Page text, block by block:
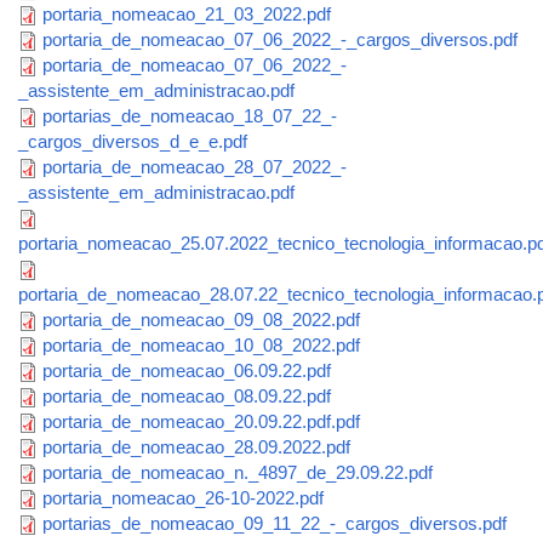
portaria_nomeacao_21_03_2022.pdf
portaria_de_nomeacao_07_06_2022_-_cargos_diversos.pdf
portaria_de_nomeacao_07_06_2022_-
_assistente_em_administracao.pdf
portarias_de_nomeacao_18_07_22_-
_cargos_diversos_d_e_e.pdf
portaria_de_nomeacao_28_07_2022_-
_assistente_em_administracao.pdf
portaria_de_nomeacao_09_08_2022.pdf
portaria_de_nomeacao_10_08_2022.pdf
portaria_de_nomeacao_06.09.22.pdf
portaria_de_nomeacao_08.09.22.pdf
portaria_de_nomeacao_20.09.22.pdf.pdf
portaria_de_nomeacao_28.09.2022.pdf
portaria_de_nomeacao_n._4897_de_29.09.22.pdf
portaria_nomeacao_26-10-2022.pdf
portarias_de_nomeacao_09_11_22_-_cargos_diversos.pdf